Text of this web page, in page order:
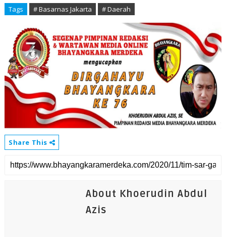
Tags # Basarnas Jakarta # Daerah
Share This
About Khoerudin Abdul
Azis